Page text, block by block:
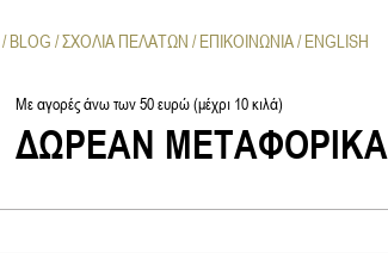
Με αγορές άνω των 50 ευρώ (μέχρι 10 κιλά)
ΔΩΡΕΑΝ ΜΕΤΑΦΟΡΙΚΑ
BLOG ΣΧΟΛΙΑ ΠΕΛΑΤΩΝ ΕΠΙΚΟΙΝΩΝΙΑ ENGLISH